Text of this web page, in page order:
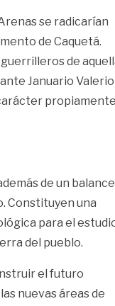
se radicarían
de Caquetá.
de
Januario Valerio
de un balance
Constituyen una
para el
del pueblo.
el futuro
nuevas áreas de